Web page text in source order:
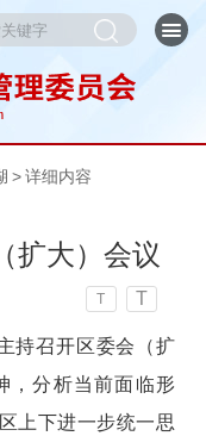
> 详细内容
扩大）会议
T T
持召开区委会（扩
，分析当前面临形
上下进一步统一思